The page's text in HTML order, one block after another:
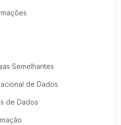
Semelhantes
de Dados
de Dados